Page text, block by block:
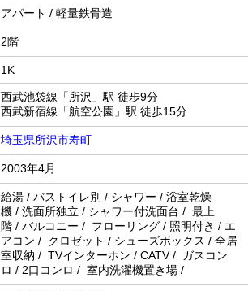
アパート / 軽量鉄骨造
2階
1K
西武池袋線「所沢」駅 徒歩9分
西武新宿線「航空公園」駅 徒歩15分
埼玉県所沢市寿町
2003年4月
給湯 / バストイレ別 / シャワー / 浴室乾燥
機 / 洗面所独立 / シャワー付洗面台 / 最上
階 / バルコニー / フローリング / 照明付き / エ
アコン / クロゼット / シューズボックス / 全居
室収納 / TVインターホン / CATV / ガスコン
ロ / 2口コンロ / 室内洗濯機置き場 /